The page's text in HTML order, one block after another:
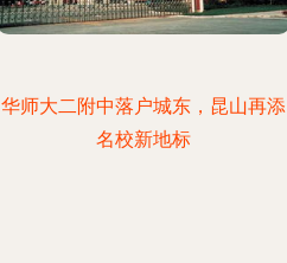
华师大二附中落户城东，昆山再添
名校新地标